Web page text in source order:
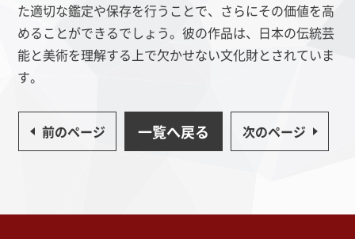
た適切な鑑定や保存を行うことで、さらにその価値を高
めることができるでしょう。彼の作品は、日本の伝統芸
能と美術を理解する上で欠かせない文化財とされていま
す。
前のページ 一覧へ戻る 次のページ